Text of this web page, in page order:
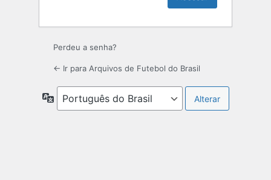
Perdeu a senha?
← Ir para Arquivos de Futebol do Brasil
Idioma